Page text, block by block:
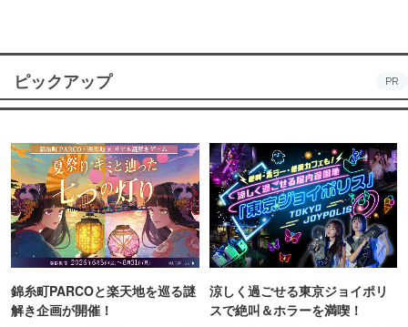
ピックアップ PR
錦糸町PARCOと楽天地を巡る謎
解き企画が開催！
涼しく過ごせる東京ジョイポリ
スで絶叫＆ホラーを満喫！